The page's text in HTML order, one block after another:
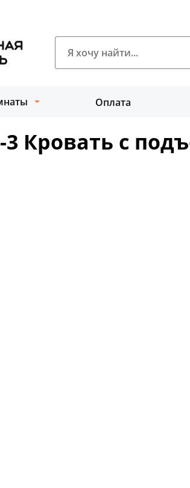
Оплата
Кровать с